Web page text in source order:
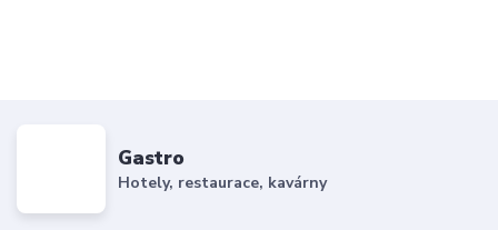
Gastro
Hotely, restaurace, kavárny